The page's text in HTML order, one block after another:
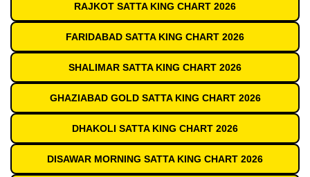
RAJKOT SATTA KING CHART 2026
FARIDABAD SATTA KING CHART 2026
SHALIMAR SATTA KING CHART 2026
GHAZIABAD GOLD SATTA KING CHART 2026
DHAKOLI SATTA KING CHART 2026
DISAWAR MORNING SATTA KING CHART 2026